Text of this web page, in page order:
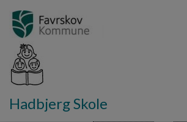
Hadbjerg Skole
Fakta om skolen